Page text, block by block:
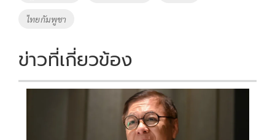
ไทยกัมพูชา
ข่าวที่เกี่ยวข้อง